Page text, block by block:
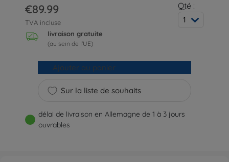
€89.99
TVA incluse
livraison gratuite
(au sein de l'UE)
Qté :
1
Sur la liste de souhaits
Ajouter au panier
délai de livraison en Allemagne de 1 à 3 jours
ouvrables